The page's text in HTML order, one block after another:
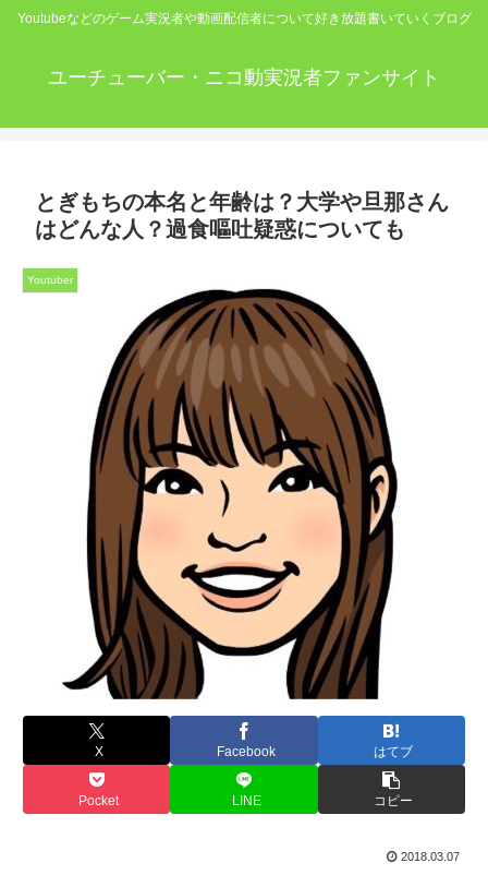
Youtubeなどのゲーム実況者や動画配信者について好き放題書いていくブログ
ユーチューバー・ニコ動実況者ファンサイト
とぎもちの本名と年齢は？大学や旦那さん
はどんな人？過食嘔吐疑惑についても
Youtuber
X Facebook はてブ
Pocket LINE コピー
2018.03.07